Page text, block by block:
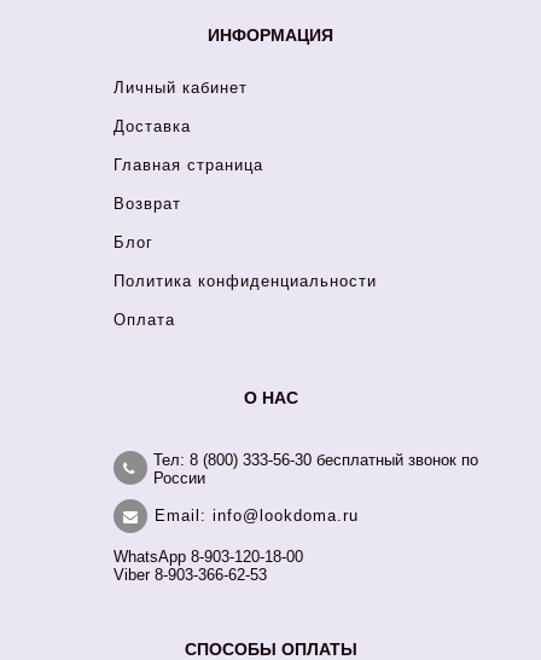
ИНФОРМАЦИЯ
Личный кабинет
Доставка
Главная страница
Возврат
Блог
Политика конфиденциальности
Оплата
О НАС
Тел: 8 (800) 333-56-30 бесплатный звонок по
России
Email: info@lookdoma.ru
WhatsApp 8-903-120-18-00
Viber 8-903-366-62-53
СПОСОБЫ ОПЛАТЫ